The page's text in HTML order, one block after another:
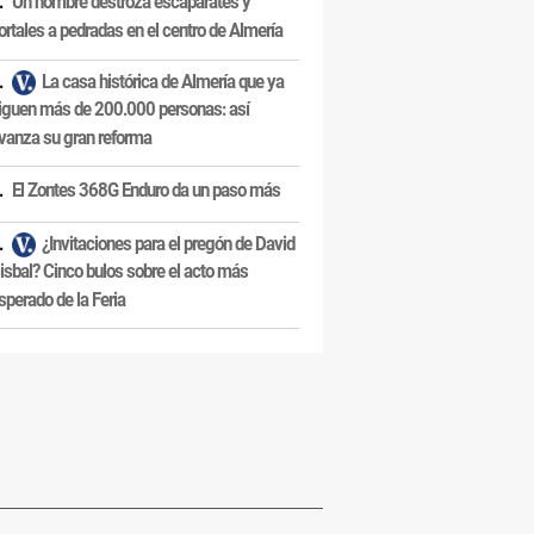
a pedradas en el centro de Almería
La casa histórica de Almería que ya
más de 200.000 personas: así
su gran reforma
El Zontes 368G Enduro da un paso más
¿Invitaciones para el pregón de David
Cinco bulos sobre el acto más
de la Feria